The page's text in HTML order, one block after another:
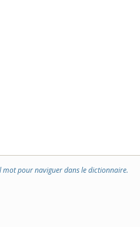
mot pour naviguer dans le dictionnaire.